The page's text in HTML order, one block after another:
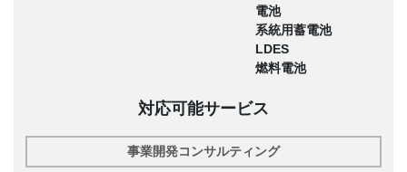
電池
系統用蓄電池
LDES
燃料電池
対応可能サービス
事業開発コンサルティング